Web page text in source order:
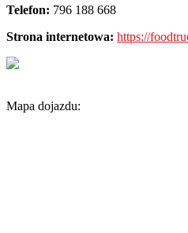
Telefon: 796 188 668
Strona internetowa: https://
Mapa dojazdu: